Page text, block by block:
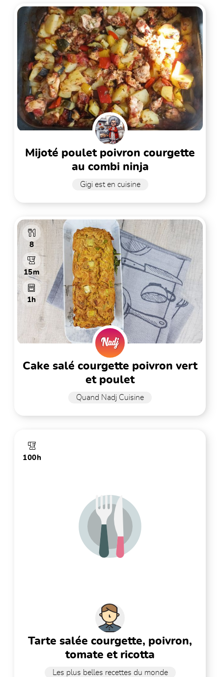
mijoté poulet poivron courgette
au combi ninja
Gigi est en cuisine
8
15m
1h
cake salé courgette poivron vert
et poulet
Quand Nadj Cuisine
100h
tarte salée courgette, poivron,
tomate et ricotta
Les plus belles recettes du monde